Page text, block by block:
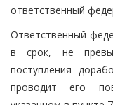
ответственный
Ответственный
в срок, не
поступления
проводит его